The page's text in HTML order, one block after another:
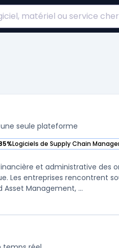
une seule plateforme
Logiciels de Supply Chain
voir IFS Applications dans cette
et administrative des
Les entreprises rencontrent
Asset Management, ...